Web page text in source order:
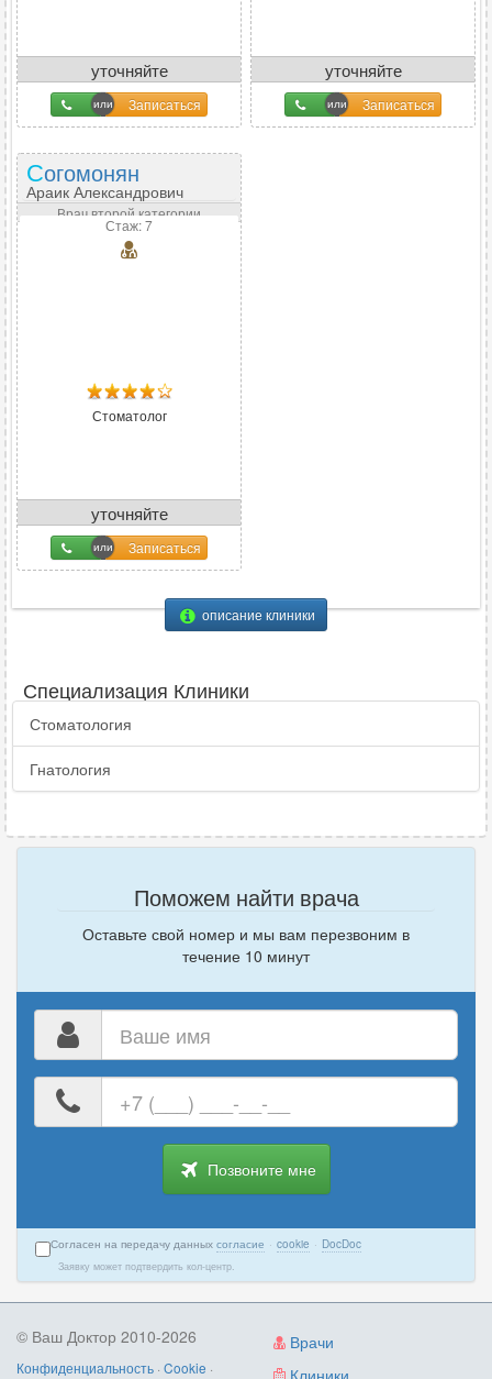
уточняйте
Записаться
уточняйте
Записаться
Согомонян
Араик Александрович
Врач второй категории
Стаж: 7
Стоматолог
уточняйте
Записаться
описание клиники
Специализация Клиники
Стоматология
Гнатология
Поможем найти врача
Оставьте свой номер и мы вам перезвоним в
течение 10 минут
номер
телефона
Позвоните мне
Согласен на передачу данных согласие · cookie · DocDoc
Заявку может подтвердить кол-центр.
Врачи
Клиники
© Ваш Доктор 2010-2026
Конфиденциальность · Cookie ·